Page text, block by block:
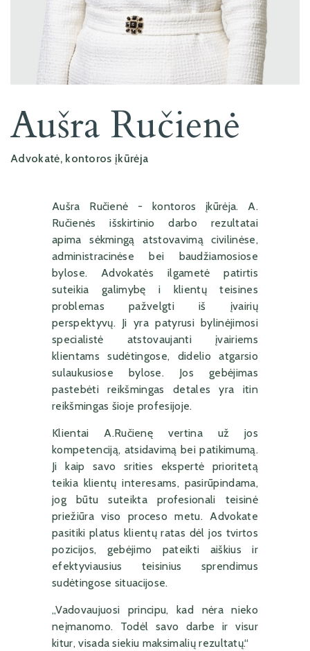
Aušra Ručienė
Advokatė, kontoros įkūrėja
Aušra Ručienė - kontoros įkūrėja. A.
Ručienės išskirtinio darbo rezultatai
apima sėkmingą atstovavimą civilinėse,
administracinėse bei baudžiamosiose
bylose. Advokatės ilgametė patirtis
suteikia galimybę i klientų teisines
problemas pažvelgti iš įvairių
perspektyvų. Ji yra patyrusi bylinėjimosi
specialistė atstovaujanti įvairiems
klientams sudėtingose, didelio atgarsio
sulaukusiose bylose. Jos gebėjimas
pastebėti reikšmingas detales yra itin
reikšmingas šioje profesijoje.
Klientai A.Ručienę vertina už jos
kompetenciją, atsidavimą bei patikimumą.
Ji kaip savo srities ekspertė prioritetą
teikia klientų interesams, pasirūpindama,
jog būtu suteikta profesionali teisinė
priežiūra viso proceso metu. Advokate
pasitiki platus klientų ratas dėl jos tvirtos
pozicijos, gebėjimo pateikti aiškius ir
efektyviausius teisinius sprendimus
sudėtingose situacijose.
„Vadovaujuosi principu, kad nėra nieko
neįmanomo. Todėl savo darbe ir visur
kitur, visada siekiu maksimalių rezultatų.“